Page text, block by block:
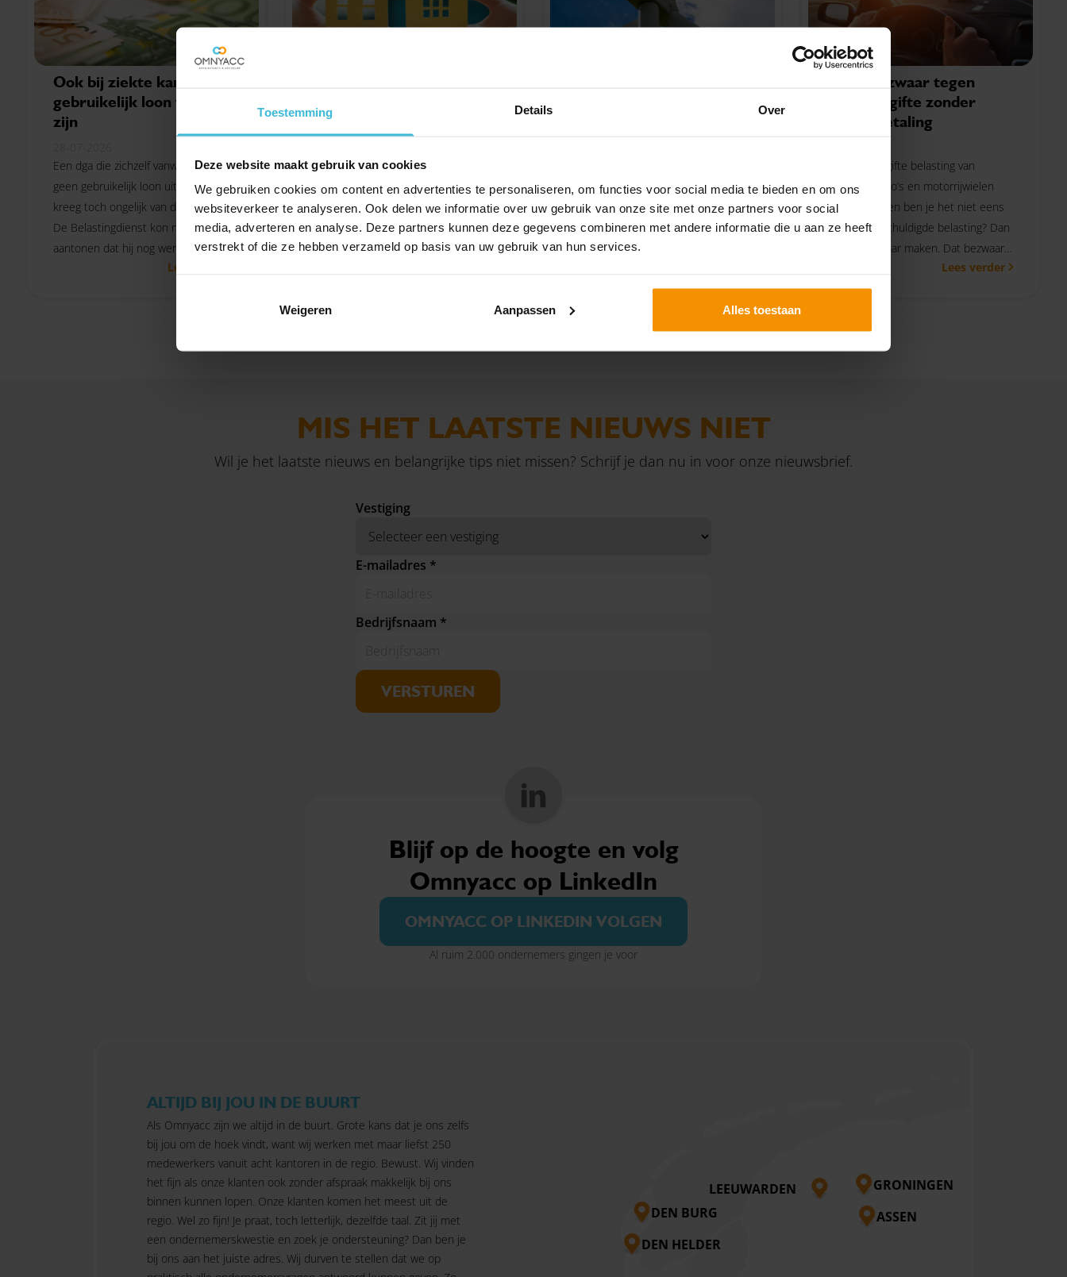
Toestemming Details Over
Deze website maakt gebruik van cookies
We gebruiken cookies om content en advertenties te personaliseren, om functies voor social media te bieden en om ons
websiteverkeer te analyseren. Ook delen we informatie over uw gebruik van onze site met onze partners voor social
media, adverteren en analyse. Deze partners kunnen deze gegevens combineren met andere informatie die u aan ze heeft
verstrekt of die ze hebben verzameld op basis van uw gebruik van hun services.
Weigeren Aanpassen Alles toestaan
Ook bij ziekte kan een
gebruikelijk loon verplicht
zijn
Een dga die zichzelf vanwege ziekte
geen gebruikelijk loon uitkeerde,
kreeg toch ongelijk van de rechter.
De Belastingdienst kon namelijk
aantonen dat hij nog werkzaamheden
voor zijn bv had verricht. Wat speelde
Lees verder
gevolgen hebben
Verkoopt je klant een bouwkavel die
tot het privévermogen behoort?
Afhankelijk van de (voorbereidende)
werkzaamheden die worden verricht,
kan de verkoop toch leiden tot btw-
oorspronkelijk gepland. De
aanvraagperiode start niet op 22
september 2026, maar op 27
oktober 2026. Hierdoor is er meer
Geen bezwaar tegen
bpm-aangifte zonder
tijdige betaling
Moet je aangifte belasting van
personenauto’s en motorrijwielen
(bpm) doen en ben je het niet eens
met de verschuldigde belasting? Dan
kun je bezwaar maken. Dat bezwaar
is echter alleen ontvankelijk als je de
verschuldigde bpm ook binnen de
de Hoge Raad in een zaak waarin
bezwaar was ingediend voordat de
Lees verder
MIS HET LAATSTE NIEUWS NIET
Wil je het laatste nieuws en belangrijke tips niet missen? Schrijf je dan nu in voor onze nieuwsbrief.
Vestiging
E-mailadres *
Bedrijfsnaam *
VERSTUREN
Blijf op de hoogte en volg
Omnyacc op LinkedIn
OMNYACC OP LINKEDIN VOLGEN
Al ruim 2.000 ondernemers gingen je voor
ALTIJD BIJ JOU IN DE BUURT
Als Omnyacc zijn we altijd in de buurt. Grote kans dat je ons zelfs
bij jou om de hoek vindt, want wij werken met maar liefst 250
medewerkers vanuit acht kantoren in de regio. Bewust. Wij vinden
het fijn als onze klanten ook zonder afspraak makkelijk bij ons
binnen kunnen lopen. Onze klanten komen het meest uit de
regio. Wel zo fijn! Je praat, toch letterlijk, dezelfde taal. Zit jij met
een ondernemerskwestie en zoek je ondersteuning? Dan ben je
bij ons aan het juiste adres. Wij durven te stellen dat we op
LEEUWARDEN
DEN BURG
DEN HELDER
ASSEN
GRONINGEN